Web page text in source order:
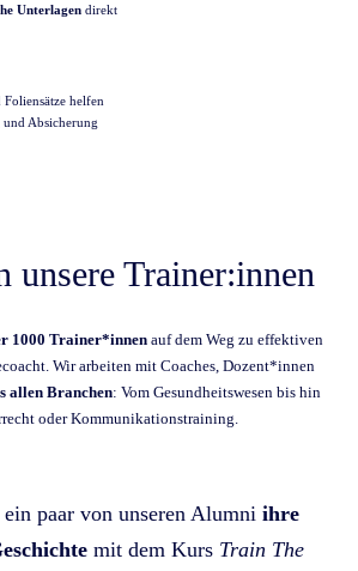
Unterlagen direkt
helfen
Absicherung
unsere Trainer:innen
1000 Trainer*innen auf dem Weg zu effektiven
Wir arbeiten mit Coaches, Dozent*innen
allen Branchen: Vom Gesundheitswesen bis hin
oder Kommunikationstraining.
paar von unseren Alumni ihre
mit dem Kurs Train The